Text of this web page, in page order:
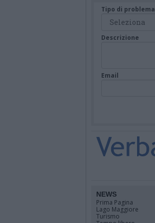
Tipo di problema
Descrizione
Email
NEWS
Prima Pagina
Lago Maggiore
Turismo